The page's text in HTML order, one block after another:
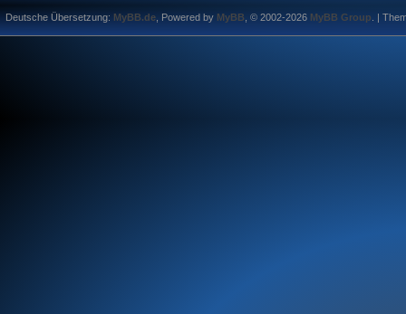
Deutsche Übersetzung: MyBB.de , Powered by MyBB , © 2002-2026 MyBB Group |